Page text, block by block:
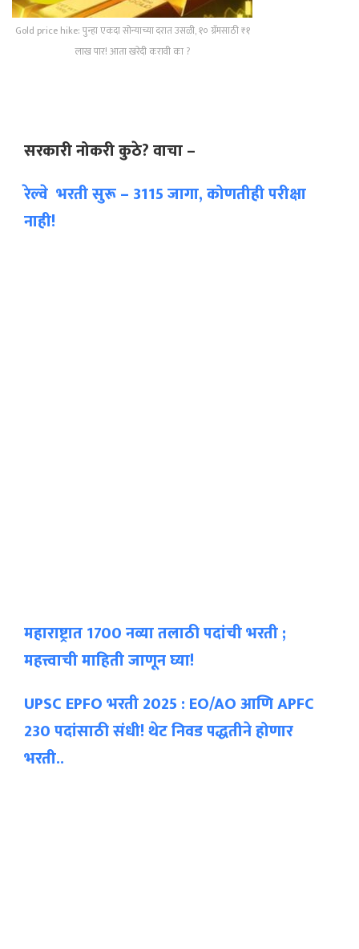
Gold price hike: पुन्हा एकदा सोन्याच्या दरात उसळी, १० ग्रॅमसाठी ₹१
लाख पार! आता खरेदी करावी का ?
सरकारी नोकरी कुठे? वाचा –
रेल्वे भरती सुरू – 3115 जागा, कोणतीही परीक्षा
नाही!
महाराष्ट्रात 1700 नव्या तलाठी पदांची भरती ;
महत्त्वाची माहिती जाणून घ्या!
UPSC EPFO भरती 2025 : EO/AO आणि APFC
230 पदांसाठी संधी! थेट निवड पद्धतीने होणार
भरती..